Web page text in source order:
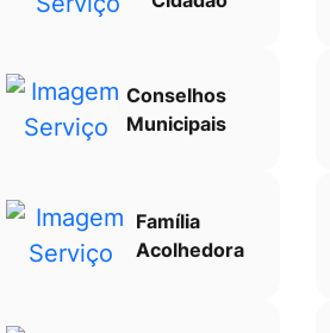
Conselhos
Municipais
Família
Acolhedora